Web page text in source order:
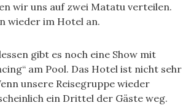
wir uns auf zwei Matatu verteilen.
wieder im Hotel an.
gibt es noch eine Show mit
am Pool. Das Hotel ist nicht sehr
unsere Reisegruppe wieder
ein Drittel der Gäste weg.